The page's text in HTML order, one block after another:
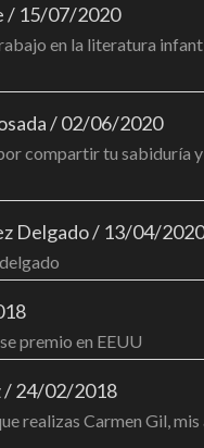
/ 15/07/2020
en la literatura
/02/06/2020
compartir tu sabiduría
Delgado/ 13/04/2020
premio en EEUU
/24/02/2018
realizas Carmen Gil, mis